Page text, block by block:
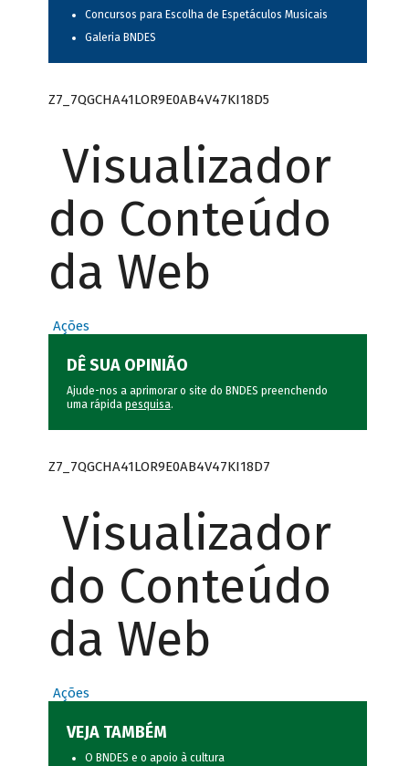
Concursos para Escolha de Espetáculos Musicais
Galeria BNDES
Z7_7QGCHA41LOR9E0AB4V47KI18D5
Visualizador
do Conteúdo
da Web
Ações
DÊ SUA OPINIÃO
Ajude-nos a aprimorar o site do BNDES preenchendo
uma rápida pesquisa.
Z7_7QGCHA41LOR9E0AB4V47KI18D7
Visualizador
do Conteúdo
da Web
Ações
VEJA TAMBÉM
O BNDES e o apoio à cultura